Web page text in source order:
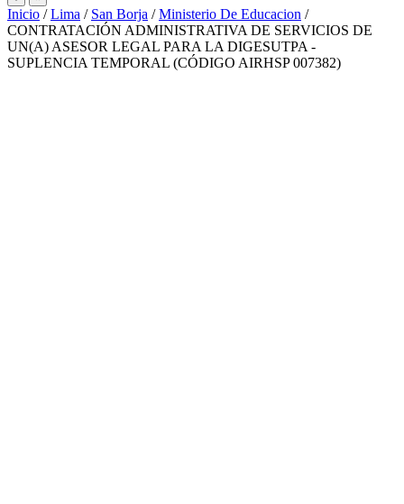
Inicio / Lima / San Borja / Ministerio De Educacion /
CONTRATACIÓN ADMINISTRATIVA DE SERVICIOS DE
UN(A) ASESOR LEGAL PARA LA DIGESUTPA -
SUPLENCIA TEMPORAL (CÓDIGO AIRHSP 007382)